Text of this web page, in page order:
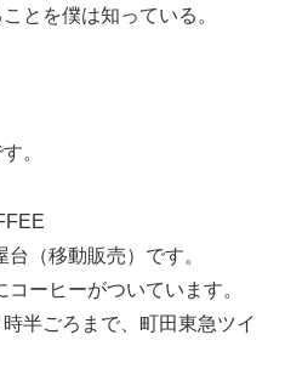
とを僕は知っている。
。
（移動販売）です。
ーヒーがついています。
半ごろまで、町田東急ツイ